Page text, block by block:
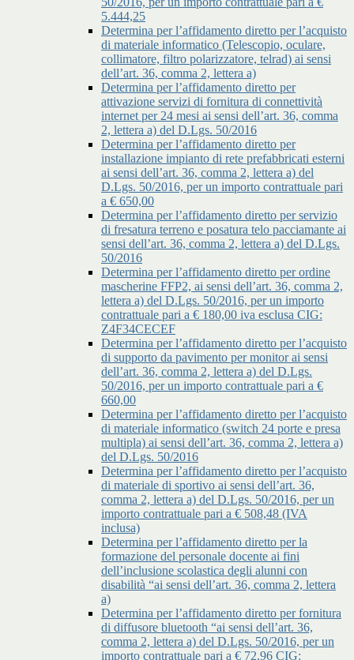
5.444,25
Determina per l’affidamento diretto per l’acquisto
di materiale informatico (Telescopio, oculare,
collimatore, filtro polarizzatore, telrad) ai sensi
dell’art. 36, comma 2, lettera a)
Determina per l’affidamento diretto per
attivazione servizi di fornitura di connettività
internet per 24 mesi ai sensi dell’art. 36, comma
2, lettera a) del D.Lgs. 50/2016
Determina per l’affidamento diretto per
installazione impianto di rete prefabbricati esterni
ai sensi dell’art. 36, comma 2, lettera a) del
D.Lgs. 50/2016, per un importo contrattuale pari
a € 650,00
Determina per l’affidamento diretto per servizio
di fresatura terreno e posatura telo pacciamante ai
sensi dell’art. 36, comma 2, lettera a) del D.Lgs.
50/2016
Determina per l’affidamento diretto per ordine
mascherine FFP2, ai sensi dell’art. 36, comma 2,
lettera a) del D.Lgs. 50/2016, per un importo
contrattuale pari a € 180,00 iva esclusa CIG:
Z4F34CECEF
Determina per l’affidamento diretto per l’acquisto
di supporto da pavimento per monitor ai sensi
dell’art. 36, comma 2, lettera a) del D.Lgs.
50/2016, per un importo contrattuale pari a €
660,00
Determina per l’affidamento diretto per l’acquisto
di materiale informatico (switch 24 porte e presa
multipla) ai sensi dell’art. 36, comma 2, lettera a)
del D.Lgs. 50/2016
Determina per l’affidamento diretto per l’acquisto
di materiale di sportivo ai sensi dell’art. 36,
comma 2, lettera a) del D.Lgs. 50/2016, per un
importo contrattuale pari a € 508,48 (IVA
inclusa)
Determina per l’affidamento diretto per la
formazione del personale docente ai fini
dell’inclusione scolastica degli alunni con
disabilità “ai sensi dell’art. 36, comma 2, lettera
a)
Determina per l’affidamento diretto per fornitura
di diffusore bluetooth “ai sensi dell’art. 36,
comma 2, lettera a) del D.Lgs. 50/2016, per un
importo contrattuale pari a € 72,96 CIG: